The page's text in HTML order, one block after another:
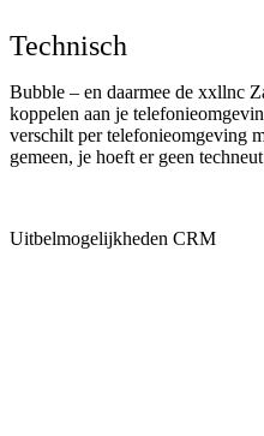
Technisch
Bubble – en daarmee de xxllnc
koppelen aan je
verschilt per telefonieomgeving
gemeen, je hoeft er geen
Uitbelmogelijkheden CRM